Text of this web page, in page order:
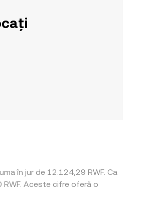
în jur de 12.124,29 RWF. Ca
RWF. Aceste cifre oferă o